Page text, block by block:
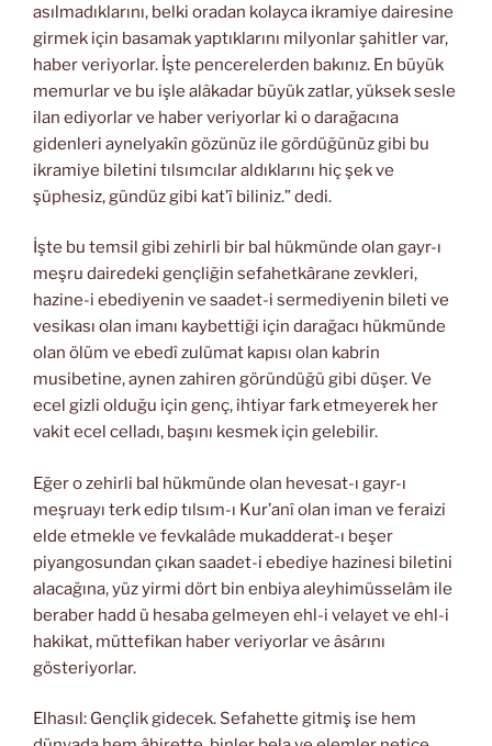
asılmadıklarını, belki oradan kolayca ikramiye dairesine
girmek için basamak yaptıklarını milyonlar şahitler var,
haber veriyorlar. İşte pencerelerden bakınız. En büyük
memurlar ve bu işle alâkadar büyük zatlar, yüksek sesle
ilan ediyorlar ve haber veriyorlar ki o darağacına
gidenleri aynelyakîn gözünüz ile gördüğünüz gibi bu
ikramiye biletini tılsımcılar aldıklarını hiç şek ve
şüphesiz, gündüz gibi kat’î biliniz.” dedi.
İşte bu temsil gibi zehirli bir bal hükmünde olan gayr-ı
meşru dairedeki gençliğin sefahetkârane zevkleri,
hazine-i ebediyenin ve saadet-i sermediyenin bileti ve
vesikası olan imanı kaybettiği için darağacı hükmünde
olan ölüm ve ebedî zulümat kapısı olan kabrin
musibetine, aynen zahiren göründüğü gibi düşer. Ve
ecel gizli olduğu için genç, ihtiyar fark etmeyerek her
vakit ecel celladı, başını kesmek için gelebilir.
Eğer o zehirli bal hükmünde olan hevesat-ı gayr-ı
meşruayı terk edip tılsım-ı Kur’anî olan iman ve feraizi
elde etmekle ve fevkalâde mukadderat-ı beşer
piyangosundan çıkan saadet-i ebediye hazinesi biletini
alacağına, yüz yirmi dört bin enbiya aleyhimüsselâm ile
beraber hadd ü hesaba gelmeyen ehl-i velayet ve ehl-i
hakikat, müttefikan haber veriyorlar ve âsârını
gösteriyorlar.
Elhasıl: Gençlik gidecek. Sefahette gitmiş ise hem